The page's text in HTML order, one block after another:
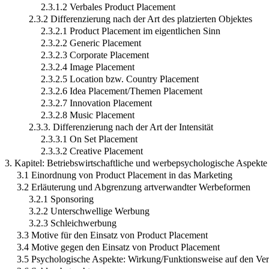
2.3.1.2 Verbales Product Placement
2.3.2 Differenzierung nach der Art des platzierten Objektes
2.3.2.1 Product Placement im eigentlichen Sinn
2.3.2.2 Generic Placement
2.3.2.3 Corporate Placement
2.3.2.4 Image Placement
2.3.2.5 Location bzw. Country Placement
2.3.2.6 Idea Placement/Themen Placement
2.3.2.7 Innovation Placement
2.3.2.8 Music Placement
2.3.3. Differenzierung nach der Art der Intensität
2.3.3.1 On Set Placement
2.3.3.2 Creative Placement
3. Kapitel: Betriebswirtschaftliche und werbepsychologische Aspekte
3.1 Einordnung von Product Placement in das Marketing
3.2 Erläuterung und Abgrenzung artverwandter Werbeformen
3.2.1 Sponsoring
3.2.2 Unterschwellige Werbung
3.2.3 Schleichwerbung
3.3 Motive für den Einsatz von Product Placement
3.4 Motive gegen den Einsatz von Product Placement
3.5 Psychologische Aspekte: Wirkung/Funktionsweise auf den